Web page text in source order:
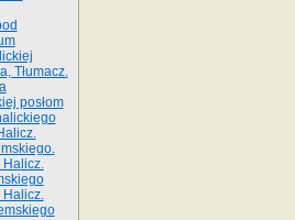
Tłumacz.
posłom
Halicz.
Halicz.